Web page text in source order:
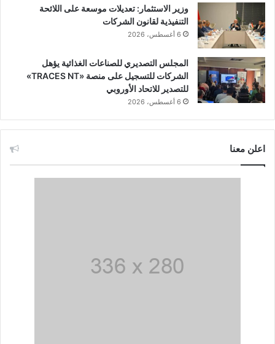
وزير الاستثمار: تعديلات موسعة على اللائحة
التنفيذية لقانون الشركات
6 أغسطس، 2026
المجلس التصديري للصناعات الغذائية يؤهل
الشركات للتسجيل على منصة «TRACES NT»
للتصدير للاتحاد الأوروبي
6 أغسطس، 2026
اعلن معنا